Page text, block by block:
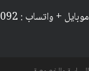
موبايل + واتساب : 009647902409092